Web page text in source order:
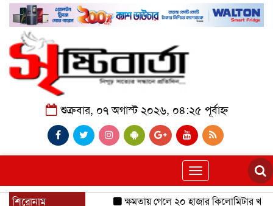
শুক্রবার, ০৭ অগাস্ট ২০২৬, ০৪:২৫ পূর্বাহ্ন
Toggle
navigation
শিরোনাম ক্ষমতায় গেলে ২০ হাজার কিলোমিটার খাল